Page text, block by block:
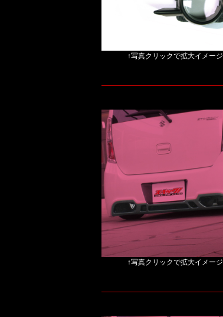
↑写真クリックで拡大イメージ
↑写真クリックで拡大イメージ